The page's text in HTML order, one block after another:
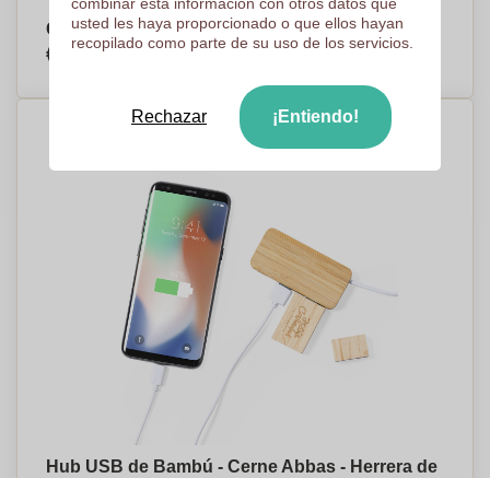
Cubo de aluminio reciclado - Gerena
€3,98
Hub USB de Bambú - Cerne Abbas - Herrera de
usted les haya proporcionado o que ellos hayan
recopilado como parte de su uso de los servicios.
Rechazar ¡Entiendo!